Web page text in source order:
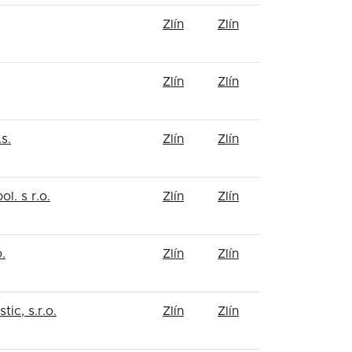
Zlín Zlín
Zlín Zlín
Zlín Zlín
s r.o. Zlín Zlín
Zlín Zlín
s.r.o. Zlín Zlín